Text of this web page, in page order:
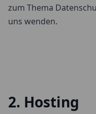
zum Thema
uns wenden.
2. Hosting